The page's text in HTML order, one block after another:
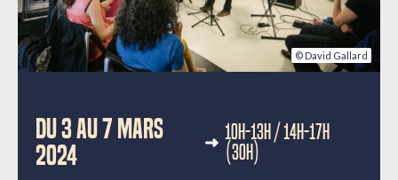
© David Gallard
DU 3 AU 7 MARS
2024
10H-13H / 14H-17H
(30H)